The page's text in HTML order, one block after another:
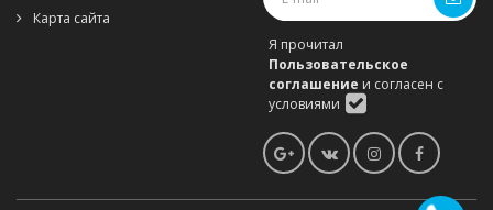
Карта сайта
Я прочитал
Пользовательское
соглашение и согласен с
условиями